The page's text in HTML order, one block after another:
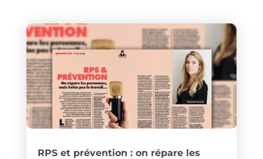
RPS et prévention : on répare les